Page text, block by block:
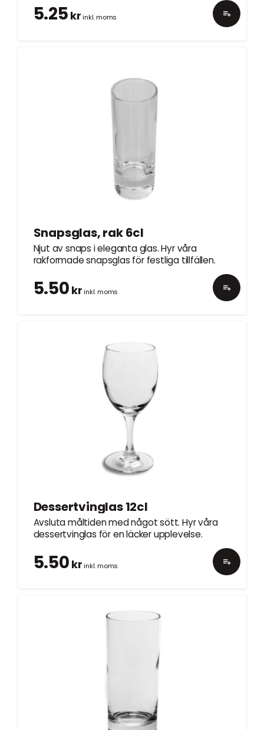
5.25 krinkl. moms
Snapsglas, rak 6cl
Njut av snaps i eleganta glas. Hyr våra
rakformade snapsglas för festliga tillfällen.
5.50 krinkl. moms
Dessertvinglas 12cl
Avsluta måltiden med något sött. Hyr våra
dessertvinglas för en läcker upplevelse.
5.50 krinkl. moms